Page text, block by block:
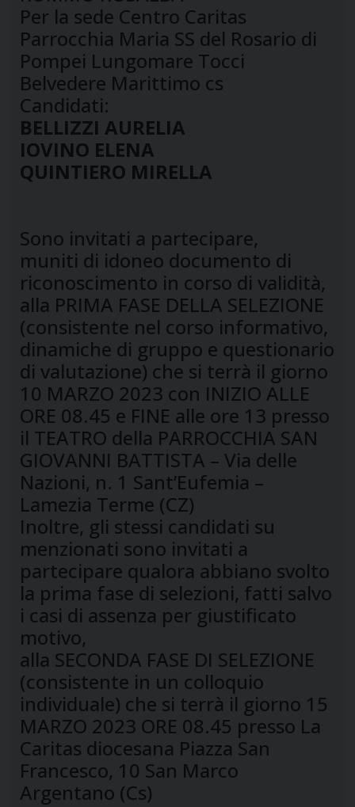
Per la sede Centro Caritas
Parrocchia Maria SS del Rosario di
Pompei Lungomare Tocci
Belvedere Marittimo cs
Candidati:
BELLIZZI AURELIA
IOVINO ELENA
QUINTIERO MIRELLA
Sono invitati a partecipare,
muniti di idoneo documento di
riconoscimento in corso di validità,
alla PRIMA FASE DELLA SELEZIONE
(consistente nel corso informativo,
dinamiche di gruppo e questionario
di valutazione) che si terrà il giorno
10 MARZO 2023 con INIZIO ALLE
ORE 08.45 e FINE alle ore 13 presso
il TEATRO della PARROCCHIA SAN
GIOVANNI BATTISTA – Via delle
Nazioni, n. 1 Sant’Eufemia –
Lamezia Terme (CZ)
Inoltre, gli stessi candidati su
menzionati sono invitati a
partecipare qualora abbiano svolto
la prima fase di selezioni, fatti salvo
i casi di assenza per giustificato
motivo,
alla SECONDA FASE DI SELEZIONE
(consistente in un colloquio
individuale) che si terrà il giorno 15
MARZO 2023 ORE 08.45 presso La
Caritas diocesana Piazza San
Francesco, 10 San Marco
Argentano (Cs)